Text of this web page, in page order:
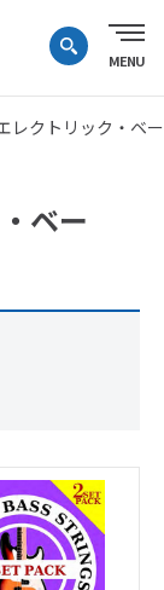
レクトリック・ベ
ベー